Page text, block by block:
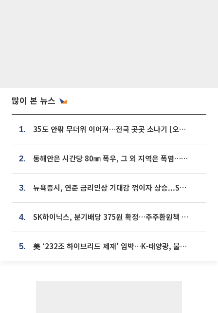
많이 본 뉴스
1. 35도 안팎 무더위 이어져…전국 곳곳 소나기 [오늘 날씨]
2. 동해안은 시간당 80㎜ 폭우, 그 외 지역은 폭염…‘극과 극 날씨’
3. 뉴욕증시, 연준 금리인상 기대감 꺾이자 상승...S&P500 사상 최고치 [종합]
4. SK하이닉스, 분기배당 375원 확정…주주환원책 9월로 앞당겨 발표
5. 美 ‘232조 하이브리드 제재’ 임박…K-태양광, 불확실성 털고 날개 다나